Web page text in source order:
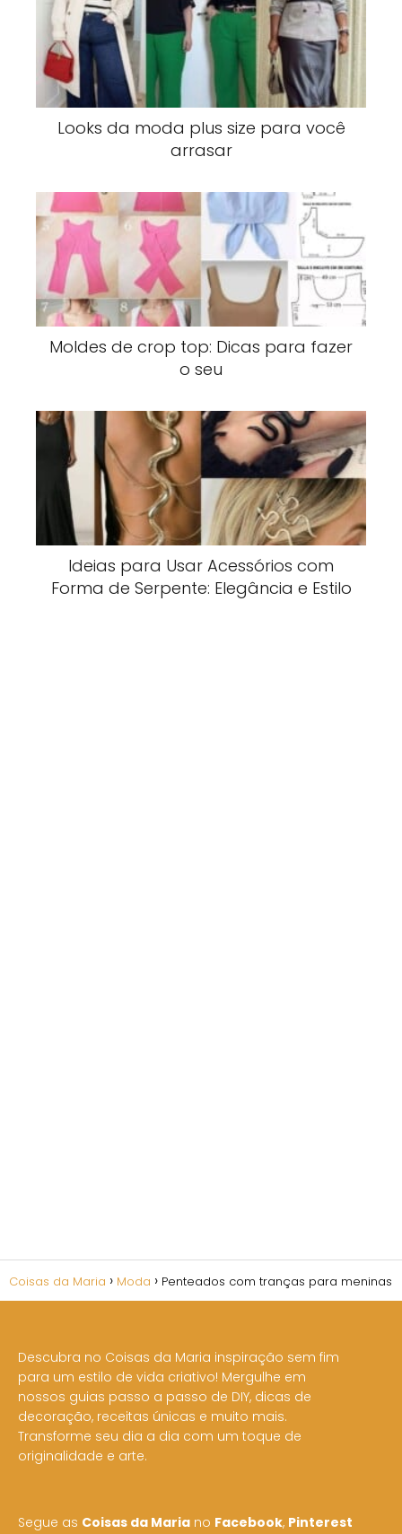
Looks da moda plus size para você
arrasar
Moldes de crop top: Dicas para fazer
o seu
Ideias para Usar Acessórios com
Forma de Serpente: Elegância e Estilo
Coisas da Maria Moda Penteados com tranças para meninas
Descubra no Coisas da Maria inspiração sem fim
para um estilo de vida criativo! Mergulhe em
nossos guias passo a passo de DIY, dicas de
decoração, receitas únicas e muito mais.
Transforme seu dia a dia com um toque de
originalidade e arte.
Segue as Coisas da Maria no Facebook, Pinterest